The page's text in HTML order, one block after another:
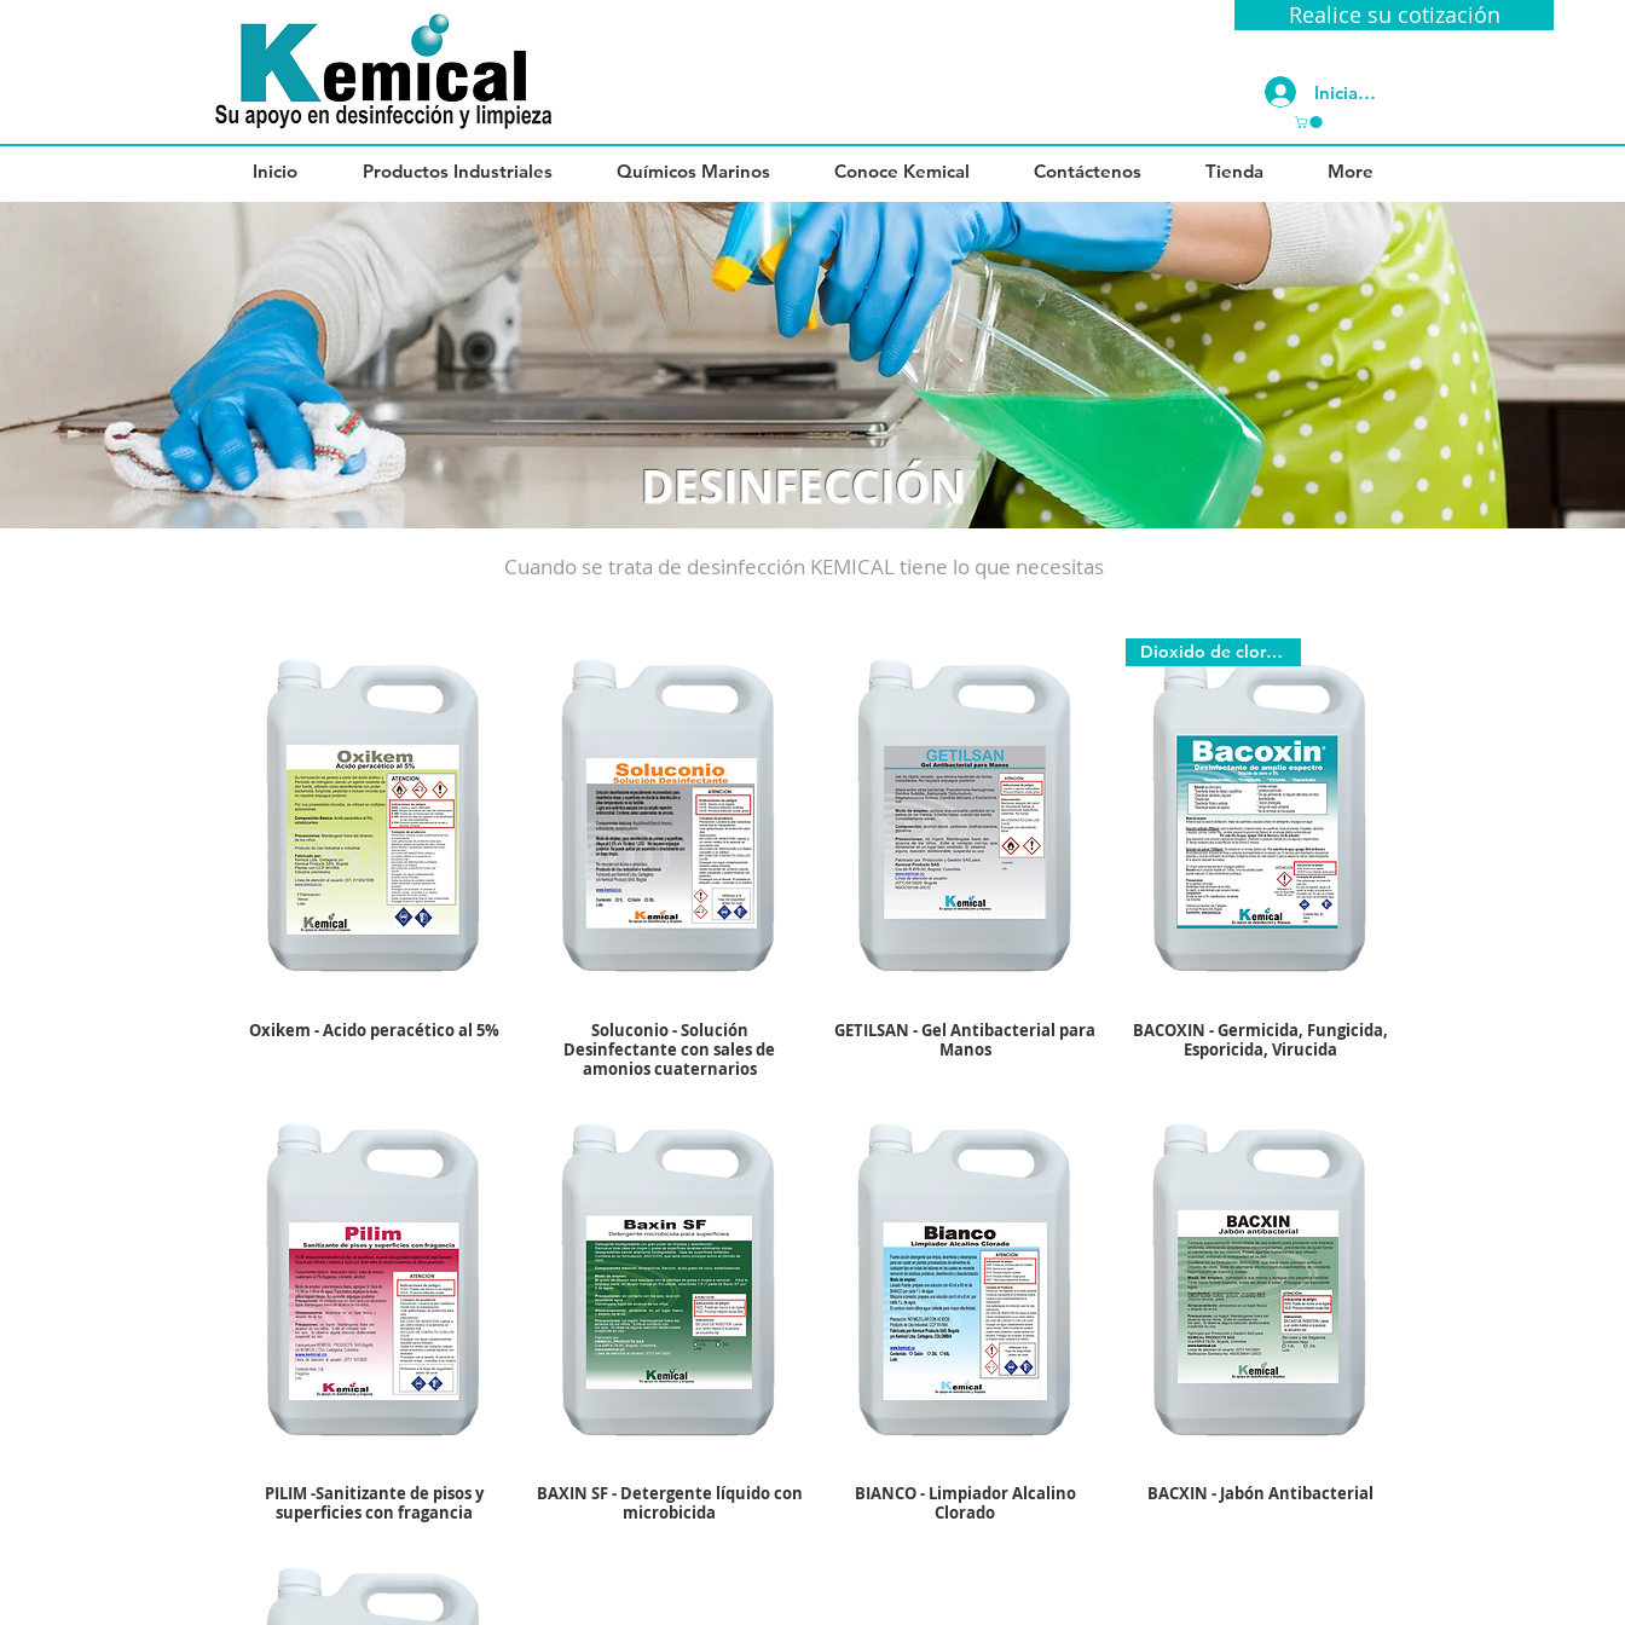
Realice su cotización
Iniciar sesión
Inicio Productos Industriales Químicos Marinos Conoce Kemical Contáctenos Tienda More
DESINFECCIÓN
Cuando se trata de desinfección KEMICAL tiene lo que necesitas
Oxikem - Acido peracético al 5%
Soluconio - Solución
Desinfectante con sales de
amonios cuaternarios
GETILSAN - Gel Antibacterial para
Manos
Dioxido de cloro Estab.
BACOXIN - Germicida, Fungicida,
Esporicida, Virucida
PILIM -Sanitizante de pisos y
superficies con fragancia
BAXIN SF - Detergente líquido con
microbicida
BIANCO - Limpiador Alcalino
Clorado
BACXIN - Jabón Antibacterial